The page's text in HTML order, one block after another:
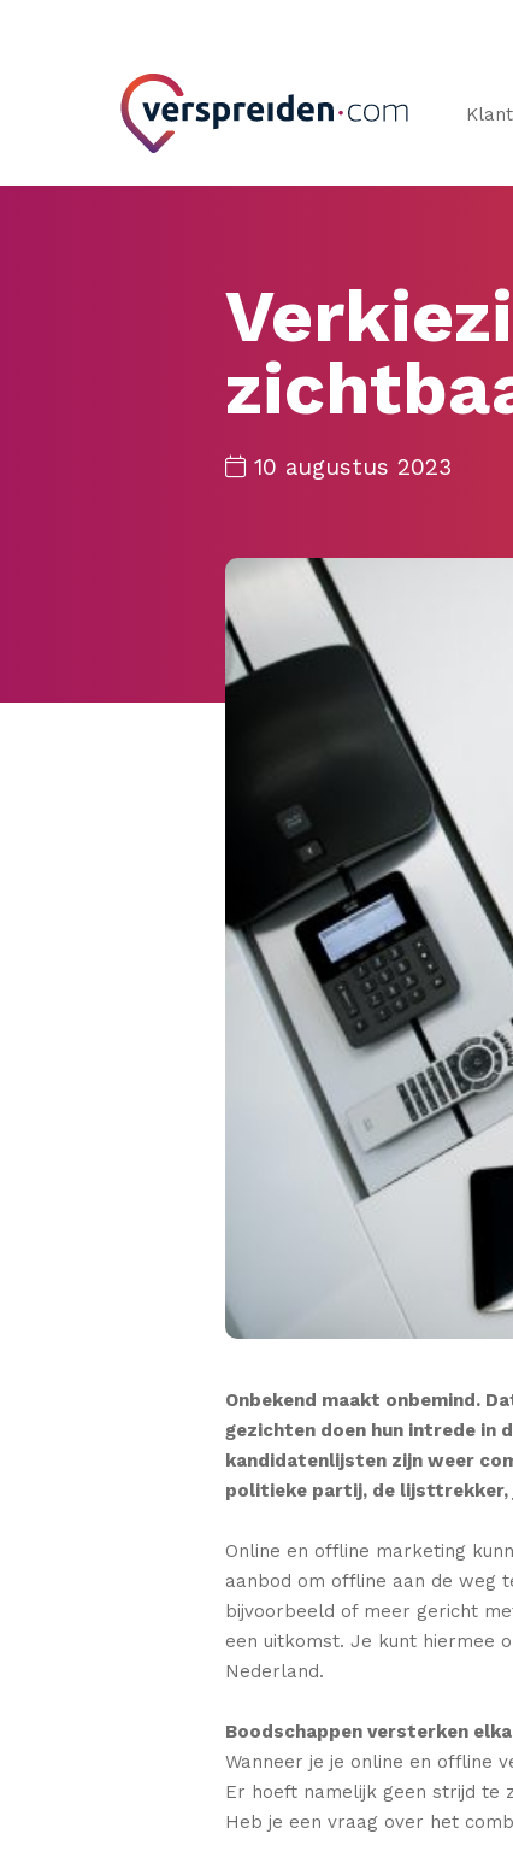
10 augustus 2023
Onbekend maakt onbemind.
gezichten doen hun intrede in
kandidatenlijsten zijn weer
politieke partij, de lijsttrekker,
Online en offline marketing
aanbod om offline aan de weg
bijvoorbeeld of meer gericht
een uitkomst. Je kunt hiermee
Nederland.
Boodschappen versterken
Wanneer je je online en offline
Er hoeft namelijk geen strijd te
Heb je een vraag over het